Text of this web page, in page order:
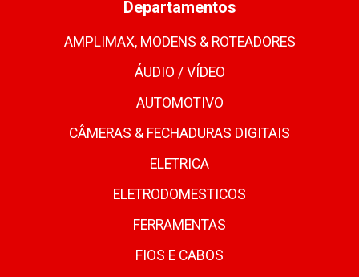
Departamentos
AMPLIMAX, MODENS & ROTEADORES
ÁUDIO / VÍDEO
AUTOMOTIVO
CÂMERAS & FECHADURAS DIGITAIS
ELETRICA
ELETRODOMESTICOS
FERRAMENTAS
FIOS E CABOS